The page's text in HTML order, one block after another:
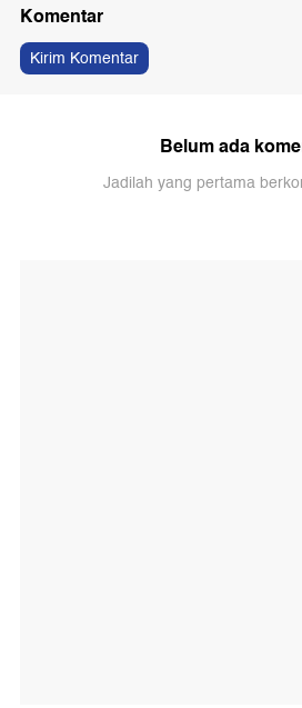
Komentar
Kirim Komentar
Belum ada
Jadilah yang pertama